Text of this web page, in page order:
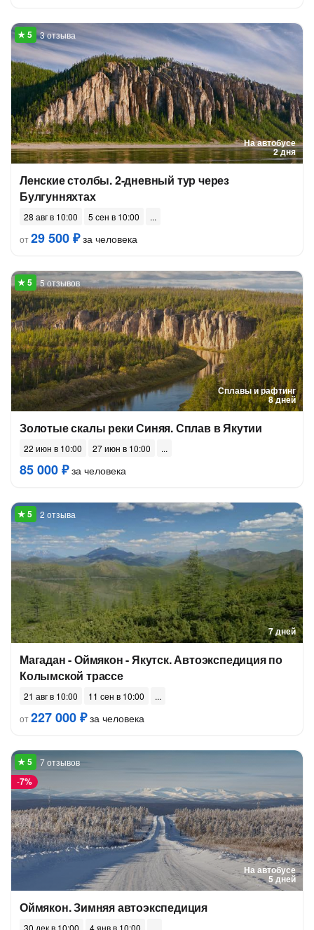
На автобусе
2 дня
3 отзыва
Ленские столбы. 2-дневный тур через
Булгунняхтах
28 авг в 10:00
5 сен в 10:00
от29 500 ₽за человека
Сплавы и рафтинг
8 дней
5 отзывов
Золотые скалы реки Синяя. Сплав в Якутии
22 июн в 10:00 27 июн в 10:00
85 000 ₽за человека
7 дней
2 отзыва
Магадан - Оймякон - Якутск. Автоэкспедиция по
Колымской трассе
21 авг в 10:00
11 сен в 10:00
от227 000 ₽за человека
На автобусе
5 дней
-7%
7 отзывов
Оймякон. Зимняя автоэкспедиция
30 дек в 10:00 4 янв в 10:00